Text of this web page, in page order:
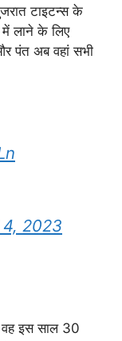
टाइटन्स के
लाने के लिए
पंत अब वहां सभी
2023
इस साल 30